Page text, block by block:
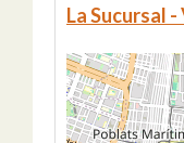
La Sucursal